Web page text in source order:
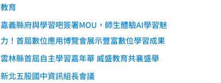
教育
嘉義縣府與學習吧簽署MOU，師生體驗AI學習魅
力！首屆數位應用博覽會展示豐富數位學習成果
雲林縣首屆自主學習嘉年華 威盛教育共襄盛舉
新北五股國中資訊組長會議